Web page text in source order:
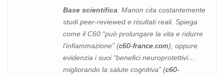
Base scientifica: Manon cita costantemente
studi peer-reviewed e risultati reali. Spiega
come il C60 “può prolungare la vita e ridurre
l’infiammazione” (c60-france.com), oppure
evidenzia i suoi “benefici neuroprotettivi…
migliorando la salute cognitiva” (c60-